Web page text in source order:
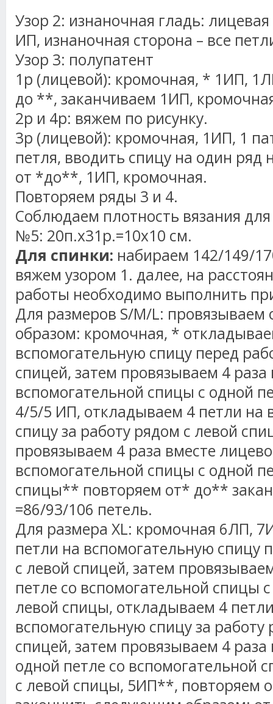
Узор 2: изнаночная гладь:
ИП, изнаночная сторона – все
Узор 3: полупатент
1р (лицевой): кромочная, * 1ИП,
до **, заканчиваем 1ИП,
2р и 4р: вяжем по рисунку.
3р (лицевой): кромочная, 1ИП, 1
петля, вводить спицу на один
от *до**, 1ИП, кромочная.
Повторяем ряды 3 и 4.
Соблюдаем плотность вязания
№5: 20п.х31р.=10х10 см.
Для спинки: набираем 142/149/
вяжем узором 1. далее, на
работы необходимо выполнить
Для размеров S/M/L:
образом: кромочная, *
вспомогательную спицу перед
спицей, затем провязываем 4 раза
вспомогательной спицы с одной
4/5/5 ИП, откладываем 4 петли на
спицу за работу рядом с левой
провязываем 4 раза вместе
вспомогательной спицы с одной
спицы** повторяем от* до**
=86/93/106 петель.
Для размера XL: кромочная 6ЛП,
петли на вспомогательную спицу
с левой спицей, затем
петле со вспомогательной спицы
левой спицы, откладываем 4
вспомогательную спицу за работу
спицей, затем провязываем 4
одной петле со вспомогательной
с левой спицы, 5ИП**, повторяем